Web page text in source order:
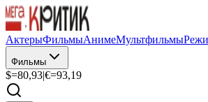
АктерыФильмыАнимеМультфильмы
Фильмы
$=80,93|€=93,19